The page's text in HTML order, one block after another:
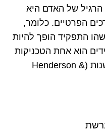
הרגיל של האדם היא
הפרטיים. כלומר,
התפקיד הופך להיות
הוא אחת הטכניקות
(
Henderson &